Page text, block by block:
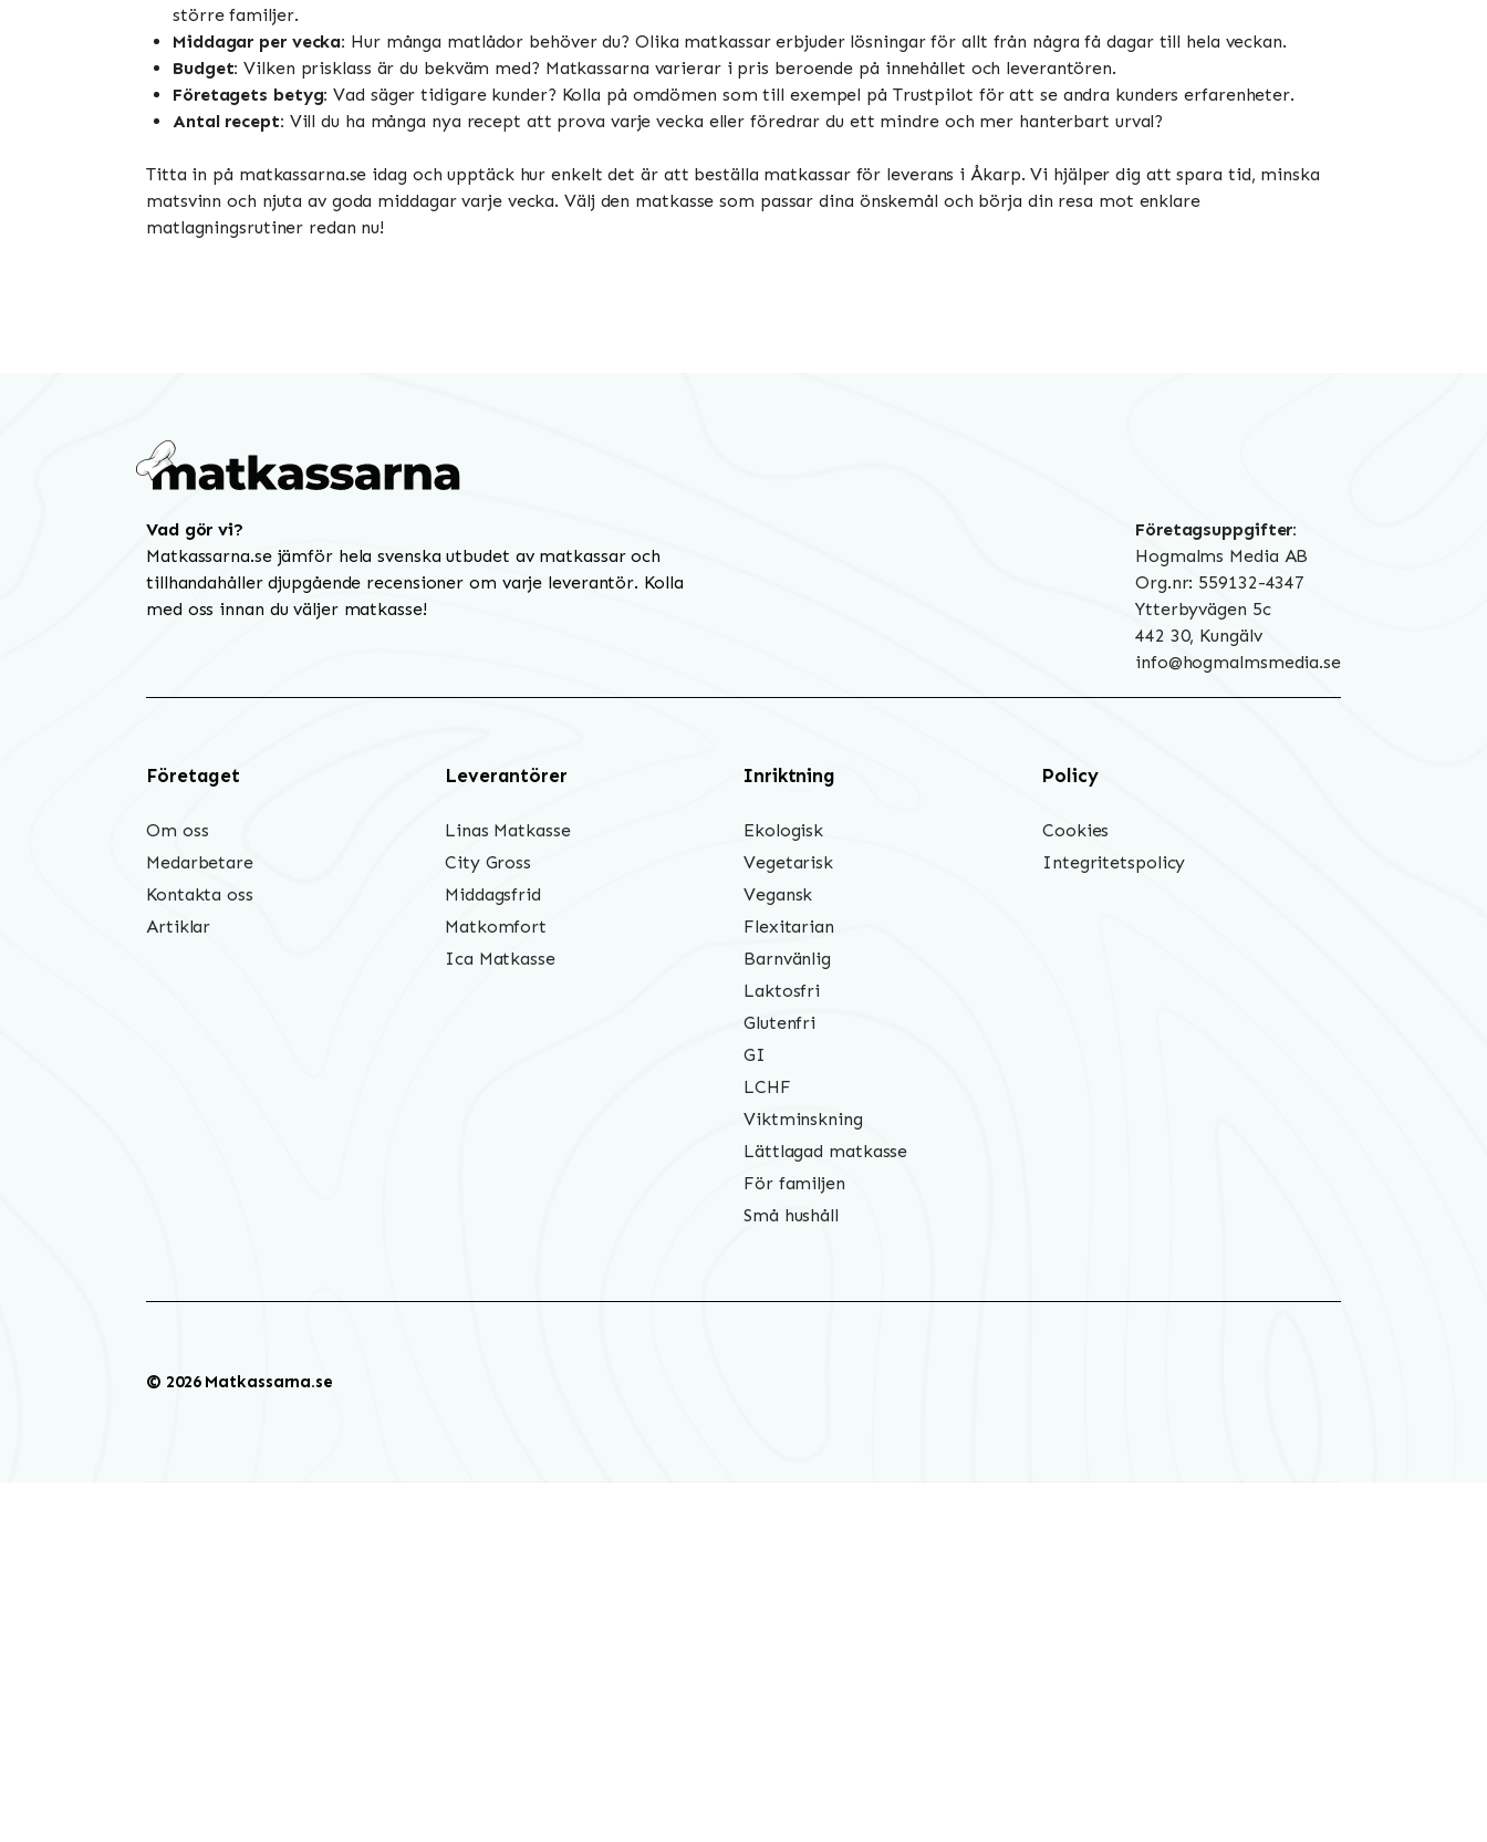
större familjer.
Middagar per vecka: Hur många matlådor behöver du? Olika matkassar erbjuder lösningar för allt från några få dagar till hela veckan.
Budget: Vilken prisklass är du bekväm med? Matkassarna varierar i pris beroende på innehållet och leverantören.
Företagets betyg: Vad säger tidigare kunder? Kolla på omdömen som till exempel på Trustpilot för att se andra kunders erfarenheter.
Antal recept: Vill du ha många nya recept att prova varje vecka eller föredrar du ett mindre och mer hanterbart urval?
Titta in på matkassarna.se idag och upptäck hur enkelt det är att beställa matkassar för leverans i Åkarp. Vi hjälper dig att spara tid, minska
matsvinn och njuta av goda middagar varje vecka. Välj den matkasse som passar dina önskemål och börja din resa mot enklare
matlagningsrutiner redan nu!
Vad gör vi?
Matkassarna.se jämför hela svenska utbudet av matkassar och
tillhandahåller djupgående recensioner om varje leverantör. Kolla
med oss innan du väljer matkasse!
Företagsuppgifter:
Hogmalms Media AB
Org.nr: 559132-4347
Ytterbyvägen 5c
442 30, Kungälv
info@hogmalmsmedia.se
Företaget
Om oss
Medarbetare
Kontakta oss
Artiklar
Leverantörer
Linas Matkasse
City Gross
Middagsfrid
Matkomfort
Ica Matkasse
Inriktning
Ekologisk
Vegetarisk
Vegansk
Flexitarian
Barnvänlig
Laktosfri
Glutenfri
GI
LCHF
Viktminskning
Lättlagad matkasse
För familjen
Små hushåll
Policy
Cookies
Integritetspolicy
© 2026 Matkassarna.se